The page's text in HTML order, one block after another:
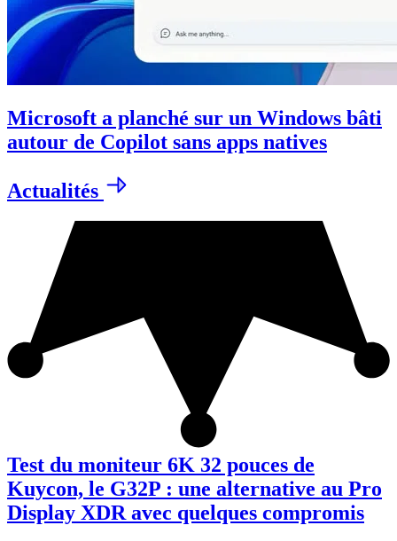
Microsoft a planché sur un Windows bâti
autour de Copilot sans apps natives
Actualités
Test du moniteur 6K 32 pouces de
Kuycon, le G32P : une alternative au Pro
Display XDR avec quelques compromis